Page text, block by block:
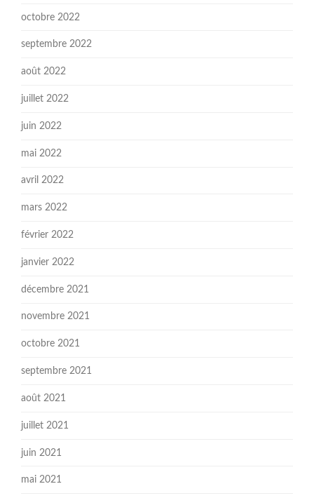
octobre 2022
septembre 2022
août 2022
juillet 2022
juin 2022
mai 2022
avril 2022
mars 2022
février 2022
janvier 2022
décembre 2021
novembre 2021
octobre 2021
septembre 2021
août 2021
juillet 2021
juin 2021
mai 2021